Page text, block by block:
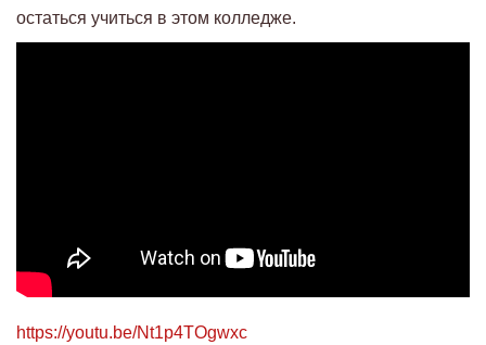
остаться учиться в этом колледже.
https://youtu.be/Nt1p4TOgwxc